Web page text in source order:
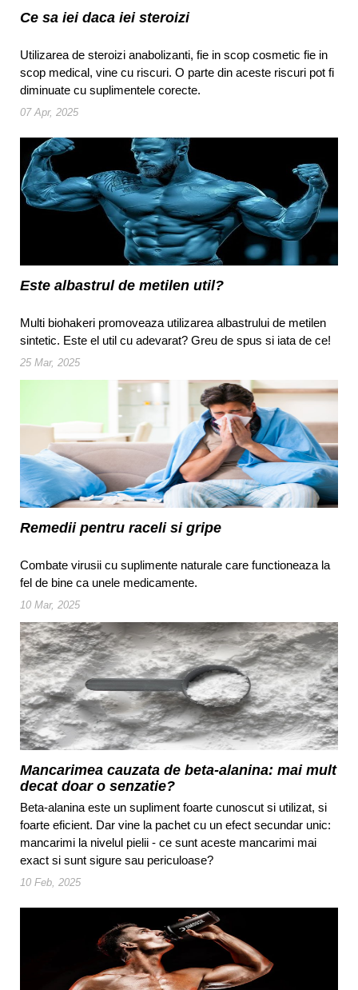
Ce sa iei daca iei steroizi
Utilizarea de steroizi anabolizanti, fie in scop cosmetic fie in
scop medical, vine cu riscuri. O parte din aceste riscuri pot fi
diminuate cu suplimentele corecte.
07 Apr, 2025
Este albastrul de metilen util?
Multi biohakeri promoveaza utilizarea albastrului de metilen
sintetic. Este el util cu adevarat? Greu de spus si iata de ce!
25 Mar, 2025
Remedii pentru raceli si gripe
Combate virusii cu suplimente naturale care functioneaza la
fel de bine ca unele medicamente.
10 Mar, 2025
Mancarimea cauzata de beta-alanina: mai mult
decat doar o senzatie?
Beta-alanina este un supliment foarte cunoscut si utilizat, si
foarte eficient. Dar vine la pachet cu un efect secundar unic:
mancarimi la nivelul pielii - ce sunt aceste mancarimi mai
exact si sunt sigure sau periculoase?
10 Feb, 2025